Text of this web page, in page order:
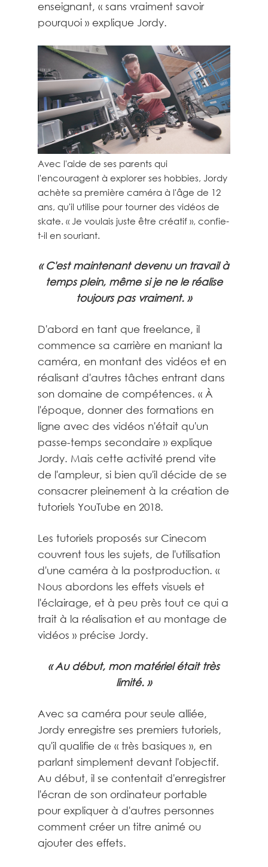
enseignant, « sans vraiment savoir
pourquoi » explique Jordy.
Avec l'aide de ses parents qui
l'encouragent à explorer ses hobbies, Jordy
achète sa première caméra à l'âge de 12
ans, qu'il utilise pour tourner des vidéos de
skate. « Je voulais juste être créatif », confie-
t-il en souriant.
« C'est maintenant devenu un travail à
temps plein, même si je ne le réalise
toujours pas vraiment. »
D'abord en tant que freelance, il
commence sa carrière en maniant la
caméra, en montant des vidéos et en
réalisant d'autres tâches entrant dans
son domaine de compétences. « À
l'époque, donner des formations en
ligne avec des vidéos n'était qu'un
passe-temps secondaire » explique
Jordy. Mais cette activité prend vite
de l'ampleur, si bien qu'il décide de se
consacrer pleinement à la création de
tutoriels YouTube en 2018.
Les tutoriels proposés sur Cinecom
couvrent tous les sujets, de l'utilisation
d'une caméra à la postproduction. «
Nous abordons les effets visuels et
l'éclairage, et à peu près tout ce qui a
trait à la réalisation et au montage de
vidéos » précise Jordy.
« Au début, mon matériel était très
limité. »
Avec sa caméra pour seule alliée,
Jordy enregistre ses premiers tutoriels,
qu'il qualifie de « très basiques », en
parlant simplement devant l'objectif.
Au début, il se contentait d'enregistrer
l'écran de son ordinateur portable
pour expliquer à d'autres personnes
comment créer un titre animé ou
ajouter des effets.